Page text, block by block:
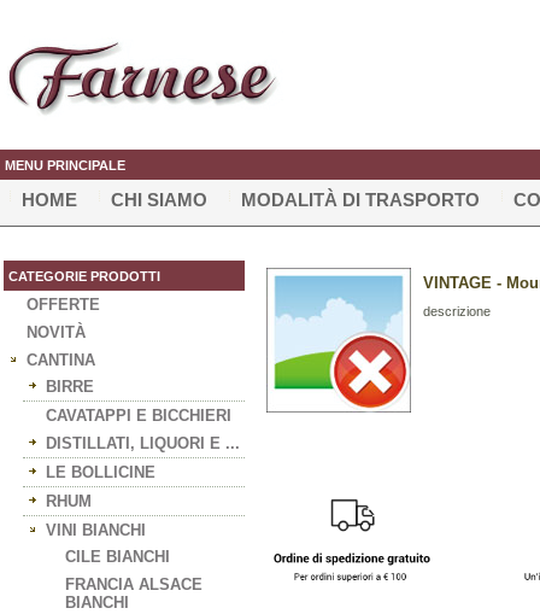
MENU PRINCIPALE
HOME CHI SIAMO MODALITÀ DI TRASPORTO
CATEGORIE PRODOTTI
OFFERTE
NOVITÀ
CANTINA
BIRRE
CAVATAPPI E BICCHIERI
DISTILLATI, LIQUORI E ...
LE BOLLICINE
RHUM
VINI BIANCHI
CILE BIANCHI
FRANCIA ALSACE
BIANCHI
VINTAGE -
descrizione